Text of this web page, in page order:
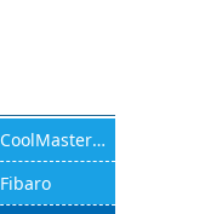
CoolMasterNet
Fibaro